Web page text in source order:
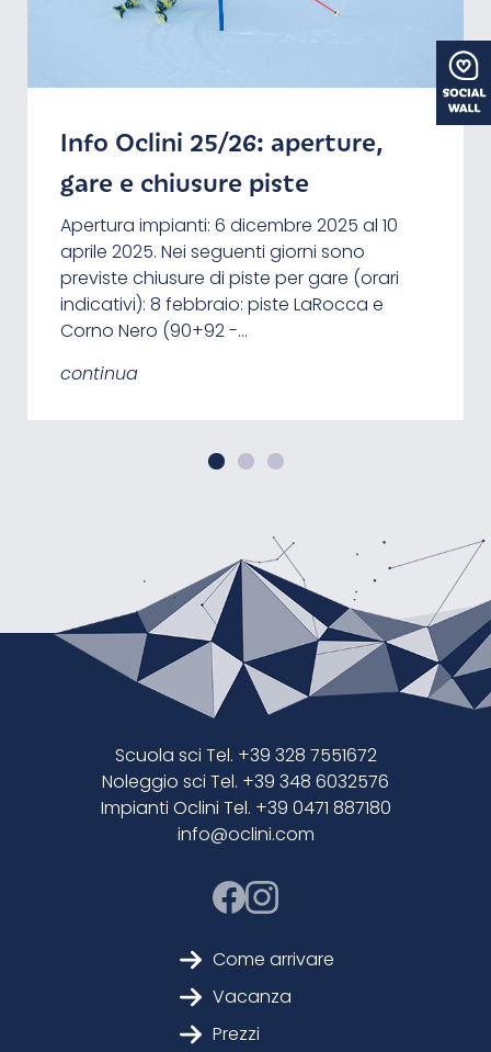
Info Oclini 25/26: aperture,
gare e chiusure piste
Apertura impianti: 6 dicembre 2025 al 10
aprile 2025. Nei seguenti giorni sono
previste chiusure di piste per gare (orari
indicativi): 8 febbraio: piste LaRocca e
Corno Nero (90+92 -…
continua
L’alba sul Corno Bianco
Un'escursione all'alba sulla cima del Corno
Ecco qualche ora del alba per
programmare al meglio la gita: 10. aprile:
ore 6:46 30. aprile: ore 6:14…
continua
Il Passo Oclini su Google
Street View
Poco fa sono stati mappati i sentieri del
Passo Oclini per Google Street View, come
é già stato fatto in precedenza per il
GEOPARC Bletterbach. Ora é possibile
passegiare virtualmente…
continua
Scuola sci Tel. +39 328 7551672
Noleggio sci Tel. +39 348 6032576
Impianti Oclini Tel. +39 0471 887180
info@oclini.com
Come arrivare
Vacanza
Prezzi